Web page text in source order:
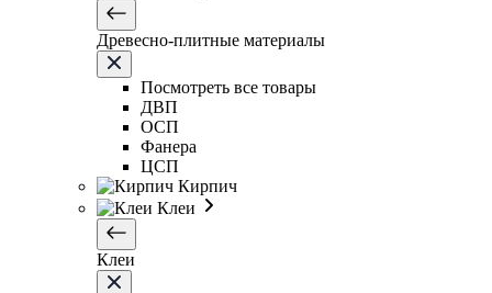
Древесно-плитные материалы
Посмотреть все товары
ДВП
ОСП
Фанера
ЦСП
Кирпич
Клеи
Клеи